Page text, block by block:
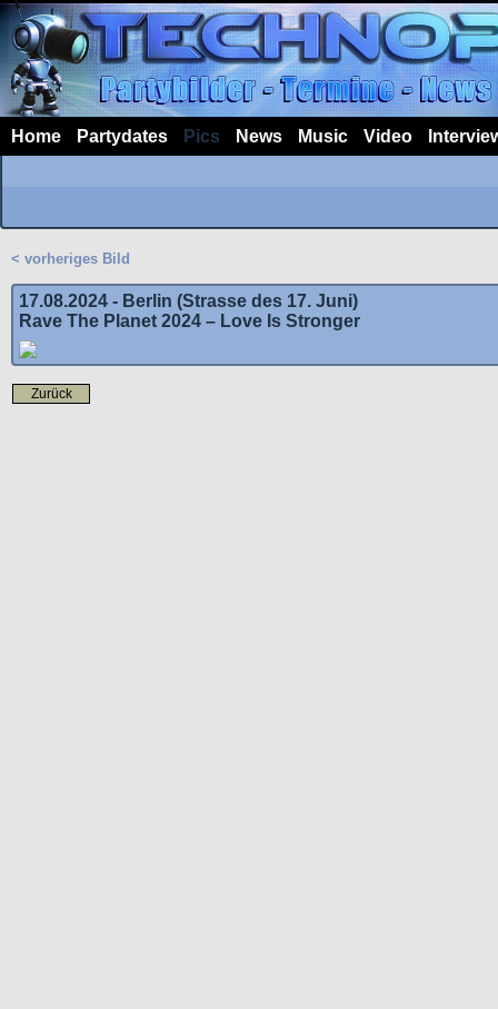
Home Partydates Pics News Music Video
< vorheriges Bild
17.08.2024 - Berlin (Strasse des 17. Juni)
Rave The Planet 2024 – Love Is Stronger